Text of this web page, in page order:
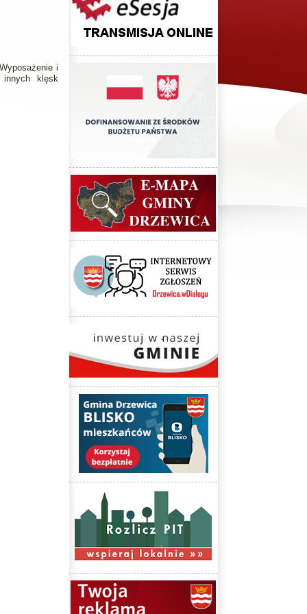
i
innych klęsk